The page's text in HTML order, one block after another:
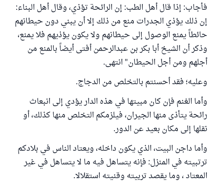
فأجاب: إذا قال أهل الطب: إن الرائحة تؤذي، وقال أهل البناء:
إن ذلك يؤذي الجدرات منع من ذلك إلا أن يبني دون حيطانهم
حائطاً يمنع الوصول إلى حيطانهم ولا يكون يؤذيهم فلا يمنع،
وذكر أن الشيخ أبا بكر بن عبدالرحمن أفتى أيضاً بالمنع من
أجلهم ومن أجل الحيطان" انتهى.
وعليه؛ فقد أحسنتم بالتخلص من الدجاج.
وأما الغنم فإن كان مبيتها في هذه الدار يؤدي إلى انبعاث
رائحة يتأذى منها الجيران، فيلزمكم التخلص منها كذلك، أو
نقلها إلى مكان بعيد عن الدور.
وأما داجن البيت، الذي يكون داخله، ويعتاد الناس في بلادكم
ترتبيته في المنزل: فإنه يتساهل فيه ما لا يتساهل في غير
المعتاد ، وما يقصد تربيته وقنيته استقلالا.